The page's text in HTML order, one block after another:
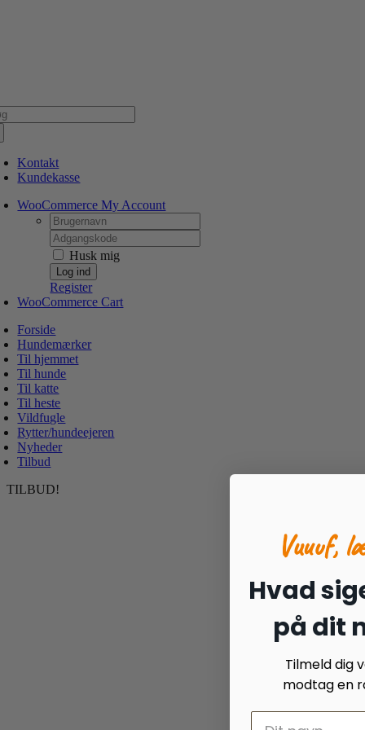
Kontakt
Kundekasse
WooCommerce My Account
Username:
Password:
Husk mig
Register
WooCommerce Cart
Forside
Hundemærker
Til hjemmet
Til hunde
Til katte
Til heste
Vildfugle
Rytter/hundeejeren
Nyheder
Tilbud
TILBUD!
Vuuuf,
Hvad
på dit
Tilmeld dig
modtag en